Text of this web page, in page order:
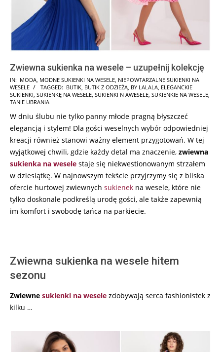
Zwiewna sukienka na wesele – uzupełnij kolekcję
2024-
01-
12
IN: MODA, MODNE SUKIENKI NA WESELE, NIEPOWTARZALNE SUKIENKI NA
WESELE
TAGGED: BUTIK, BUTIK Z ODZIEŻĄ, BY LALALA, ELEGANCKIE
SUKIENKI, SUKIENKĘ NA WESELE, SUKIENKI N AWESELE, SUKIENKIE NA WESELE,
TANIE UBRANIA
W dniu ślubu nie tylko panny młode pragną błyszczeć
elegancją i stylem! Dla gości weselnych wybór odpowiedniej
kreacji również stanowi ważny element przygotowań. W tej
wyjątkowej chwili, gdzie każdy detal ma znaczenie, zwiewna
sukienka na wesele staje się niekwestionowanym strzałem
w dziesiątkę. W najnowszym tekście przyjrzymy się z bliska
ofercie hurtowej zwiewnych sukienek na wesele, które nie
tylko doskonale podkreślą urodę gości, ale także zapewnią
im komfort i swobodę tańca na parkiecie.
Zwiewna sukienka na wesele hitem
sezonu
Zwiewne sukienki na wesele zdobywają serca fashionistek z
kilku …